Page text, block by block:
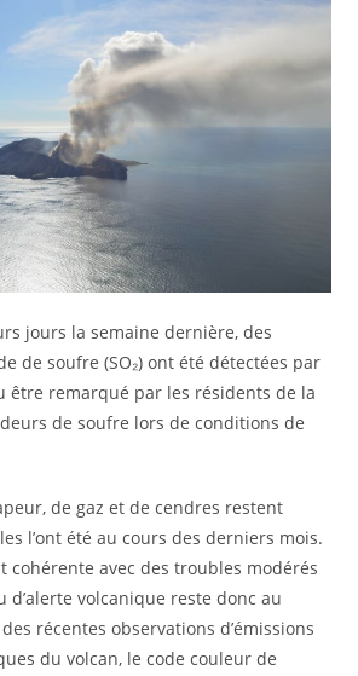
jours la semaine dernière, des
de soufre (SO₂) ont été détectées par
être remarqué par les résidents de la
de soufre lors de conditions de
de gaz et de cendres restent
l’ont été au cours des derniers mois.
cohérente avec des troubles modérés
d’alerte volcanique reste donc au
récentes observations d’émissions
du volcan, le code couleur de